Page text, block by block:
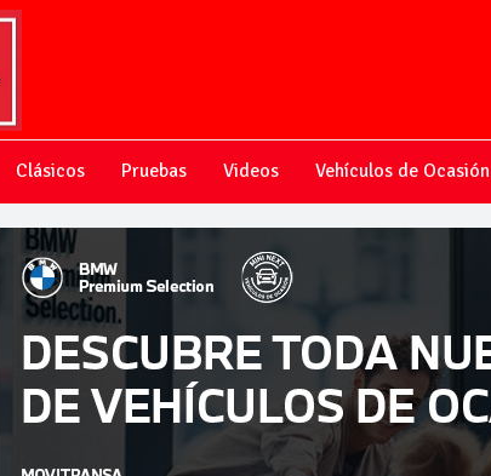
Clásicos Pruebas Videos Vehículos de Ocasión